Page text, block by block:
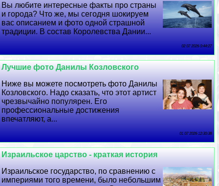
Вы любите интересные факты про страны
и города? Что же, мы сегодня шокируем
вас описанием и фото одной страшной
традиции. В состав Королевства Дании...
02 07 2026 0:44:27
Лучшие фото Данилы Козловского
Ниже вы можете посмотреть фото Данилы
Козловского. Надо сказать, что этот артист
чрезвычайно популярен. Его
профессиональные достижения
впечатляют, а...
01 07 2026 12:30:38
Израильское царство - краткая история
Израильское государство, по сравнению с
империями того времени, было небольшим